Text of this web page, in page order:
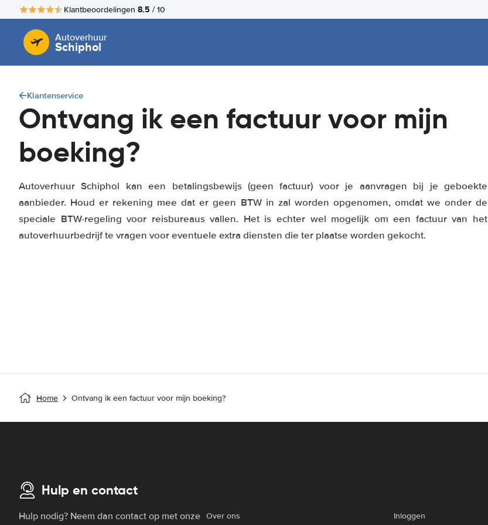
Klantbeoordelingen 8.5 / 10
Autoverhuur
Schiphol
Klantenservice
Ontvang ik een factuur voor mijn
boeking?
Autoverhuur Schiphol kan een betalingsbewijs (geen factuur) voor je aanvragen bij je geboekte
aanbieder. Houd er rekening mee dat er geen BTW in zal worden opgenomen, omdat we onder de
speciale BTW-regeling voor reisbureaus vallen. Het is echter wel mogelijk om een factuur van het
autoverhuurbedrijf te vragen voor eventuele extra diensten die ter plaatse worden gekocht.
Home Ontvang ik een factuur voor mijn boeking?
Hulp en contact
Hulp nodig? Neem dan contact op met onze Over ons Inloggen